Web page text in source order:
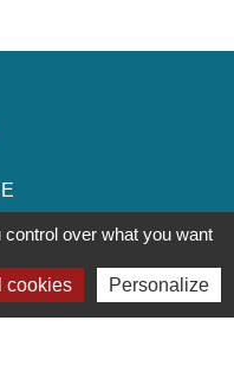
over what you want
cookies Personalize